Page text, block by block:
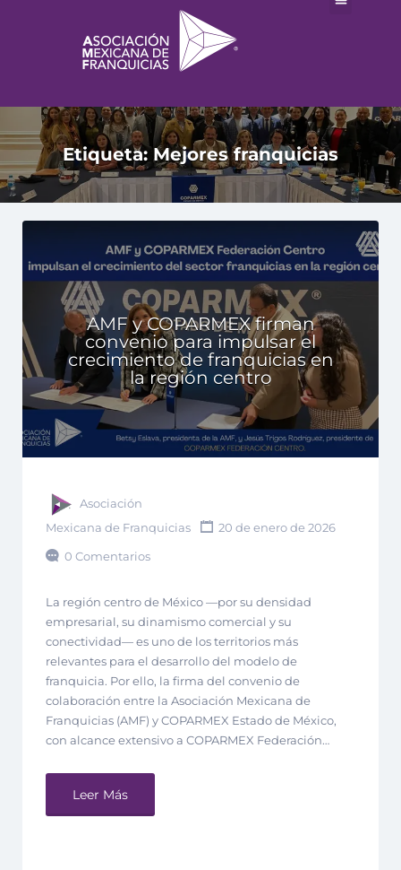
Etiqueta:Mejores franquicias
AMF y COPARMEX firman
convenio para impulsar el
crecimiento de franquicias en
la región centro
Asociación
Mexicana de Franquicias
20 de enero de 2026
0 Comentarios
La región centro de México —por su densidad
empresarial, su dinamismo comercial y su
conectividad— es uno de los territorios más
relevantes para el desarrollo del modelo de
franquicia. Por ello, la firma del convenio de
colaboración entre la Asociación Mexicana de
Franquicias (AMF) y COPARMEX Estado de México,
con alcance extensivo a COPARMEX Federación…
Leer Más